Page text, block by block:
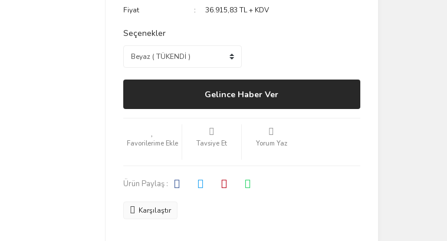
Fiyat
36.915,83 TL + KDV
Seçenekler
Gelince Haber Ver
Tavsiye Et Yorum Yaz
Ürün Paylaş :
Karşılaştır